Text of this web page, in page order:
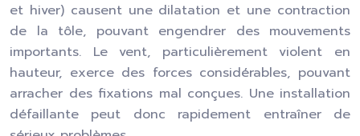
et hiver) causent une dilatation et une contraction
de la tôle, pouvant engendrer des mouvements
importants. Le vent, particulièrement violent en
hauteur, exerce des forces considérables, pouvant
arracher des fixations mal conçues. Une installation
défaillante peut donc rapidement entraîner de